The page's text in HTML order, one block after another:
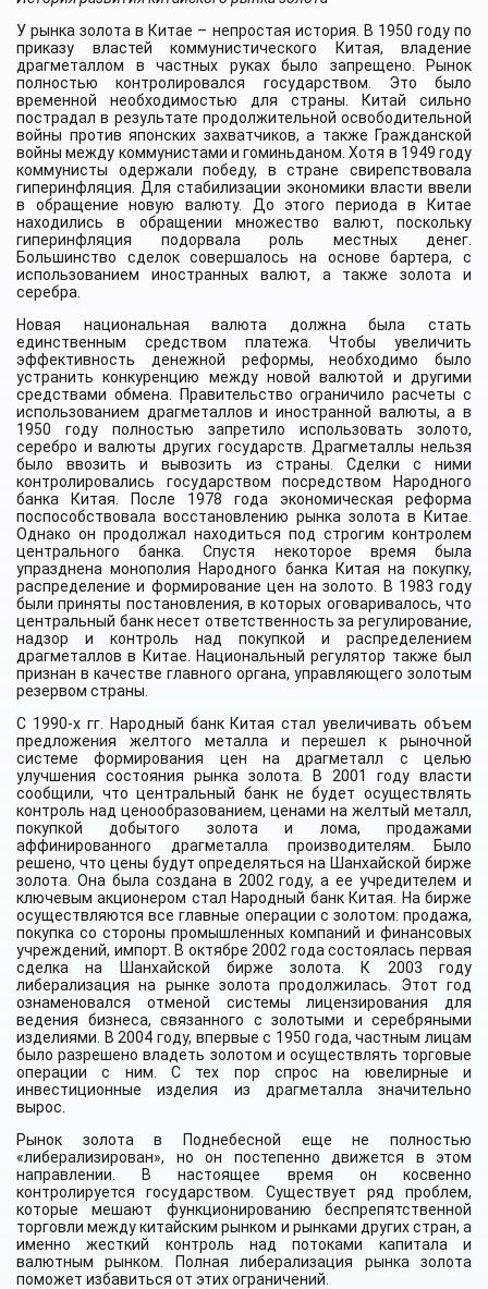
У рынка золота в Китае – непростая история. В 1950 году по
приказу властей коммунистического Китая, владение
драгметаллом в частных руках было запрещено. Рынок
полностью контролировался государством. Это было
временной необходимостью для страны. Китай сильно
пострадал в результате продолжительной освободительной
войны против японских захватчиков, а также Гражданской
войны между коммунистами и гоминьданом. Хотя в 1949 году
коммунисты одержали победу, в стране свирепствовала
гиперинфляция. Для стабилизации экономики власти ввели
в обращение новую валюту. До этого периода в Китае
находились в обращении множество валют, поскольку
гиперинфляция подорвала роль местных денег.
Большинство сделок совершалось на основе бартера, с
использованием иностранных валют, а также золота и
серебра.
Новая национальная валюта должна была стать
единственным средством платежа. Чтобы увеличить
эффективность денежной реформы, необходимо было
устранить конкуренцию между новой валютой и другими
средствами обмена. Правительство ограничило расчеты с
использованием драгметаллов и иностранной валюты, а в
1950 году полностью запретило использовать золото,
серебро и валюты других государств. Драгметаллы нельзя
было ввозить и вывозить из страны. Сделки с ними
контролировались государством посредством Народного
банка Китая. После 1978 года экономическая реформа
поспособствовала восстановлению рынка золота в Китае.
Однако он продолжал находиться под строгим контролем
центрального банка. Спустя некоторое время была
упразднена монополия Народного банка Китая на покупку,
распределение и формирование цен на золото. В 1983 году
были приняты постановления, в которых оговаривалось, что
центральный банк несет ответственность за регулирование,
надзор и контроль над покупкой и распределением
драгметаллов в Китае. Национальный регулятор также был
признан в качестве главного органа, управляющего золотым
резервом страны.
С 1990-х гг. Народный банк Китая стал увеличивать объем
предложения желтого металла и перешел к рыночной
системе формирования цен на драгметалл с целью
улучшения состояния рынка золота. В 2001 году власти
сообщили, что центральный банк не будет осуществлять
контроль над ценообразованием, ценами на желтый металл,
покупкой добытого золота и лома, продажами
аффинированного драгметалла производителям. Было
решено, что цены будут определяться на Шанхайской бирже
золота. Она была создана в 2002 году, а ее учредителем и
ключевым акционером стал Народный банк Китая. На бирже
осуществляются все главные операции с золотом: продажа,
покупка со стороны промышленных компаний и финансовых
учреждений, импорт. В октябре 2002 года состоялась первая
сделка на Шанхайской бирже золота. К 2003 году
либерализация на рынке золота продолжилась. Этот год
ознаменовался отменой системы лицензирования для
ведения бизнеса, связанного с золотыми и серебряными
изделиями. В 2004 году, впервые с 1950 года, частным лицам
было разрешено владеть золотом и осуществлять торговые
операции с ним. С тех пор спрос на ювелирные и
инвестиционные изделия из драгметалла значительно
вырос.
Рынок золота в Поднебесной еще не полностью
«либерализирован», но он постепенно движется в этом
направлении. В настоящее время он косвенно
контролируется государством. Существует ряд проблем,
которые мешают функционированию беспрепятственной
торговли между китайским рынком и рынками других стран, а
именно жесткий контроль над потоками капитала и
валютным рынком. Полная либерализация рынка золота
поможет избавиться от этих ограничений.